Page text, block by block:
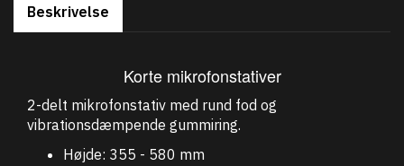
Beskrivelse
Korte mikrofonstativer
2-delt mikrofonstativ med rund fod og
vibrationsdæmpende gummiring.
Højde: 355 - 580 mm